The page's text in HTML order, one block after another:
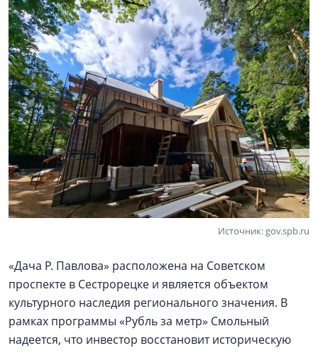
Источник: gov.spb.ru
«Дача Р. Павлова» расположена на Советском
проспекте в Сестрорецке и является объектом
культурного наследия регионального значения. В
рамках программы «Рубль за метр» Смольный
надеется, что инвестор восстановит историческую